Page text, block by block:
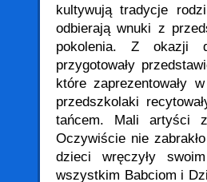
kultywują tradycje
odbierają wnuki z
pokolenia. Z okazji
przygotowały
które zaprezentowały
przedszkolaki
tańcem. Mali artyści
Oczywiście nie
dzieci wręczyły
wszystkim Babciom i